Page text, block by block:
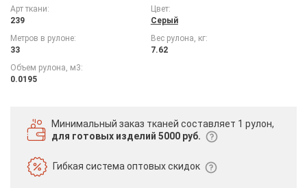
Арт ткани:
239
Цвет:
Серый
Метров в рулоне:
33
Вес рулона, кг:
7.62
Объем рулона, м3:
0.0195
Минимальный заказ тканей составляет 1 рулон,
для готовых изделий 5000 руб.
Гибкая системаоптовых скидок